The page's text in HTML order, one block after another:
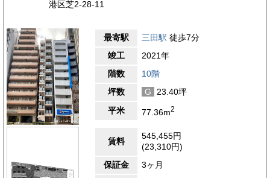
オフィスニューガイア浜松町No.17が位置する芝一丁目エリア
は、第一京浜に近く、田町・三田方面や浜松町方面へも動きやす
い、利便性の高いビジネスロケーションです。周辺にはオフィス
ビルや店舗が建ち並び、日中は車や人の流れも多く、都心のビジ
ネスエリアらしい活気を感じられます。主要道路に出やすい環境
のため、車やタクシーでの移動もしやすく、来訪者への案内や営
業活動の際にも便利なエリアです。周辺にはコンビニエンススト
アが複数あり、ランチや業務中のちょっとした買い物にも困りま
せん。田町駅や三田駅周辺には飲食店も多く、日々のランチはも
ちろん、仕事帰りの食事や簡単な打ち合わせにも利用しやすいお
店を見つけやすい環境です。また徒歩2分のところに芝一郵便局
があり、郵便物の発送や各種手続きにもスムーズに対応できま
す。りそな銀行田町支店やみずほ銀行浜松町支店も徒歩圏内にあ
るため、金融機関での用事を外出の合間に済ませやすく、業務効
港区芝2-28-11
最寄駅 三田駅 徒歩7分
竣工
2021年
階数
10階
坪数
G
23.40坪
平米
77.36m2
賃料
545,455円
(23,310円)
保証金
3ヶ月